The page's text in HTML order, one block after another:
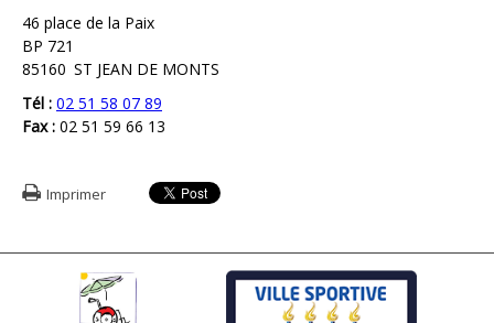
46 place de la Paix
BP 721
85160 ST JEAN DE MONTS
Tél : 02 51 58 07 89
Fax : 02 51 59 66 13
Imprimer